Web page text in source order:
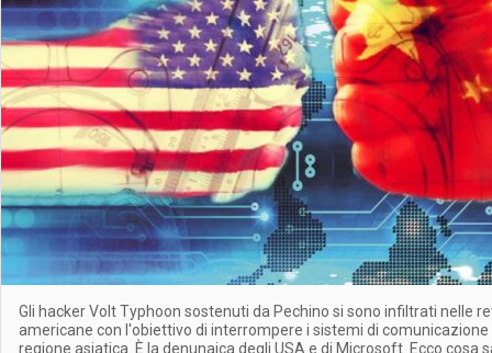
Gli hacker Volt Typhoon sostenuti da Pechino si sono infiltrati nelle
americane con l'obiettivo di interrompere i sistemi di comunicazione
regione asiatica. È la denunaica degli USA e di Microsoft. Ecco cosa